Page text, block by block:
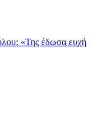
«Της έδωσα ευχή